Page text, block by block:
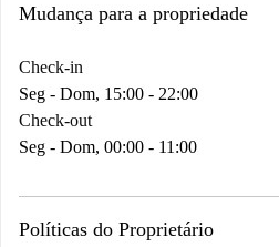
Mudança para a propriedade
Check-in
Seg - Dom, 15:00 - 22:00
Check-out
Seg - Dom, 00:00 - 11:00
Políticas do Proprietário